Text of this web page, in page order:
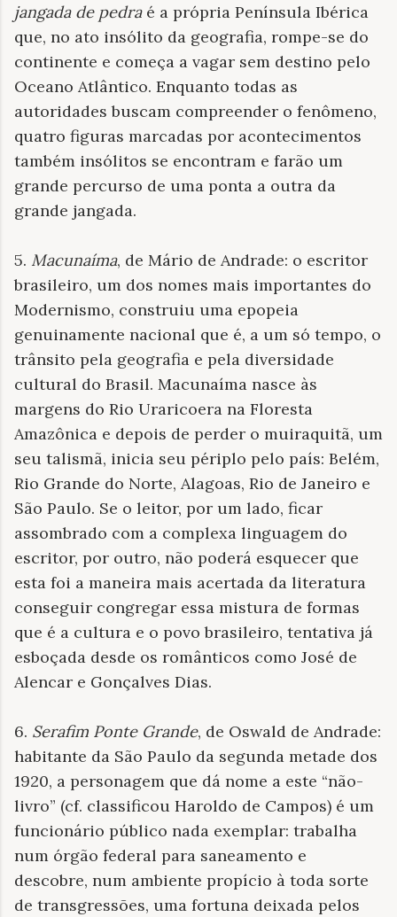
jangada de pedra é a própria Península Ibérica
que, no ato insólito da geografia, rompe-se do
continente e começa a vagar sem destino pelo
Oceano Atlântico. Enquanto todas as
autoridades buscam compreender o fenômeno,
quatro figuras marcadas por acontecimentos
também insólitos se encontram e farão um
grande percurso de uma ponta a outra da
grande jangada.
5. Macunaíma, de Mário de Andrade: o escritor
brasileiro, um dos nomes mais importantes do
Modernismo, construiu uma epopeia
genuinamente nacional que é, a um só tempo, o
trânsito pela geografia e pela diversidade
cultural do Brasil. Macunaíma nasce às
margens do Rio Uraricoera na Floresta
Amazônica e depois de perder o muiraquitã, um
seu talismã, inicia seu périplo pelo país: Belém,
Rio Grande do Norte, Alagoas, Rio de Janeiro e
São Paulo. Se o leitor, por um lado, ficar
assombrado com a complexa linguagem do
escritor, por outro, não poderá esquecer que
esta foi a maneira mais acertada da literatura
conseguir congregar essa mistura de formas
que é a cultura e o povo brasileiro, tentativa já
esboçada desde os românticos como José de
Alencar e Gonçalves Dias.
6. Serafim Ponte Grande, de Oswald de Andrade:
habitante da São Paulo da segunda metade dos
1920, a personagem que dá nome a este “não-
livro” (cf. classificou Haroldo de Campos) é um
funcionário público nada exemplar: trabalha
num órgão federal para saneamento e
descobre, num ambiente propício à toda sorte
de transgressões, uma fortuna deixada pelos